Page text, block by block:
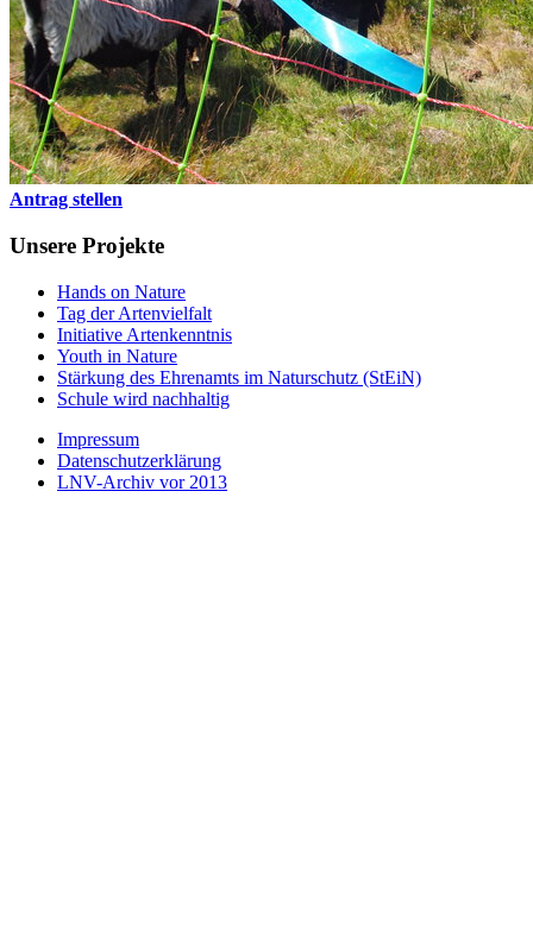
Antrag stellen
Unsere Projekte
Hands on Nature
Tag der Artenvielfalt
Initiative Artenkenntnis
Youth in Nature
Stärkung des Ehrenamts im Naturschutz (StEiN)
Schule wird nachhaltig
Impressum
Datenschutzerklärung
LNV-Archiv vor 2013